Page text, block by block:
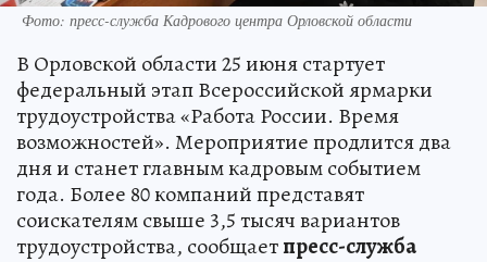
Фото: пресс-служба Кадрового центра Орловской области
В Орловской области 25 июня стартует
федеральный этап Всероссийской ярмарки
трудоустройства «Работа России. Время
возможностей». Мероприятие продлится два
дня и станет главным кадровым событием
года. Более 80 компаний представят
соискателям свыше 3,5 тысяч вариантов
трудоустройства, сообщаетпресс-служба